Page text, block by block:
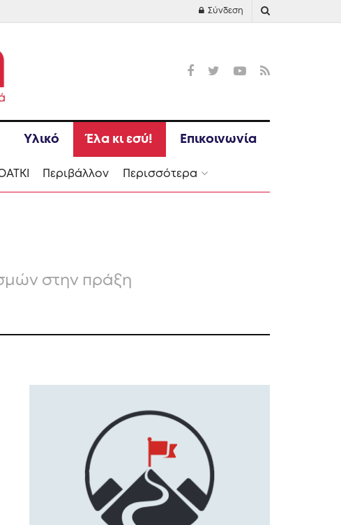
Σύνδεση
Υλικό Έλα κι εσύ! Επικοινωνία
Περιβάλλον Περισσότερα
στην πράξη